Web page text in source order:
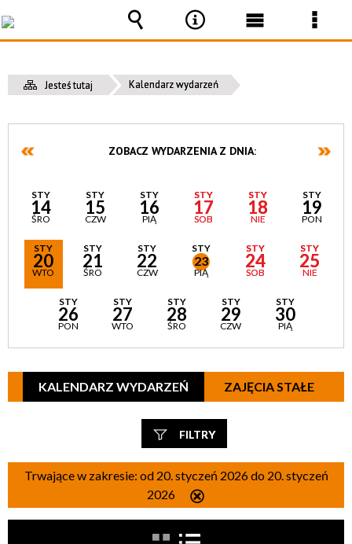
Jesteś tutaj Kalendarz wydarzeń
ZOBACZ WYDARZENIA Z DNIA:
STY
14
ŚRO
STY
15
CZW
STY
16
PIĄ
STY
17
SOB
STY
18
NIE
STY
19
PON
STY
20
WTO
STY
21
ŚRO
STY
22
CZW
STY
23
PIĄ
STY
24
SOB
STY
25
NIE
STY
26
PON
STY
27
WTO
STY
28
ŚRO
STY
29
CZW
STY
30
PIĄ
KALENDARZ WYDARZEŃ ZAJĘCIA STAŁE
FILTRY
Szukana fraza
Trwające w zakresie: od 20. styczeń 2026 do 20. styczeń
2026
ten
filtr
Wyszukiwarka
Narzędzia
Menu